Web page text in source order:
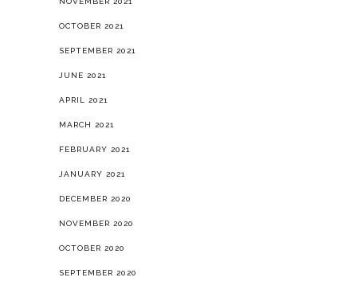
OCTOBER 2021
SEPTEMBER 2021
JUNE 2021
APRIL 2021
MARCH 2021
FEBRUARY 2021
JANUARY 2021
DECEMBER 2020
NOVEMBER 2020
OCTOBER 2020
SEPTEMBER 2020